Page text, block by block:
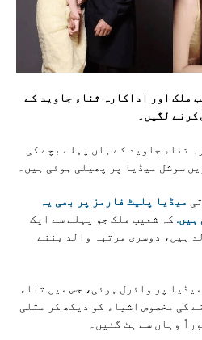
ملک اور اداکارہ ثناء جاوید کے
لگیں۔
ثناء جاوید کے ہاں پہلے بچے کی
سوشل میڈیا پر پھیلی ہوئی ہیں۔
میڈیا پلیٹ فارمز پر بھی یہ
ہیں. کہ شعیب ملک جو پہلے سے ایک
ہیں، دوسری مرتبہ والد بننے
پر وائرل ہوئی، جس میں ثناء
کی مخصوص اشیاء کو دیکھ کر متلی
وہاں سے ہٹ گئیں۔